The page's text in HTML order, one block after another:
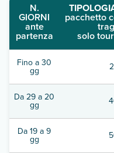
N.
GIORNI
ante
partenza
pacchetto
solo
Fino a 30
gg
Da 29 a 20
gg
Da 19 a 9
gg